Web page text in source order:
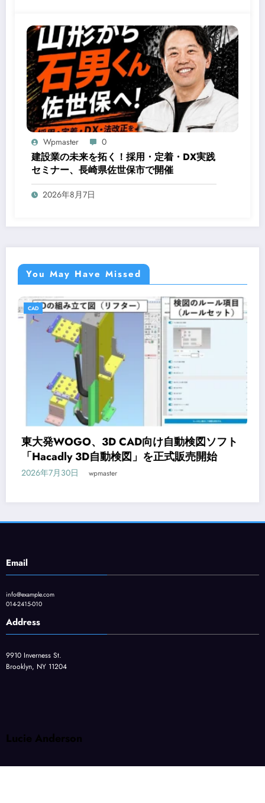
Wpmaster 0
建設業の未来を拓く！採用・定着・DX実践
セミナー、長崎県佐世保市で開催
2026年8月7日
You May Have Missed
CAD
オンライン研修サービス「Workschool」に
CAD入門コースが新登場
Email
014-2415-010
Address
9910 Inverness St.